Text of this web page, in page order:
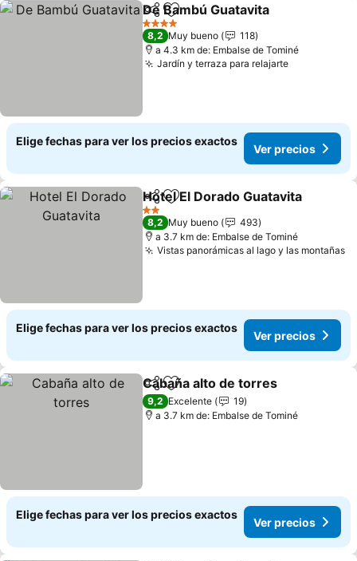
CompartirAgregar a favoritos
De Bambú Guatavita
4 Estrellas
8,2 Muy bueno
118
a 4.3 km de: Embalse de Tominé
Jardín y terraza para relajarte
Elige fechas para ver los precios exactos
Ver precios
CompartirAgregar a favoritos
Hotel El Dorado Guatavita
2 Estrellas
8,2 Muy bueno
493
a 3.7 km de: Embalse de Tominé
Vistas panorámicas al lago y las montañas
Elige fechas para ver los precios exactos
Ver precios
CompartirAgregar a favoritos
Cabaña alto de torres
9,2 Excelente
19
a 3.7 km de: Embalse de Tominé
Elige fechas para ver los precios exactos
Ver precios